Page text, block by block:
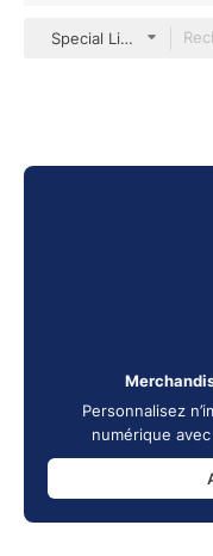
Special Lineal color
Personnalisez
numérique